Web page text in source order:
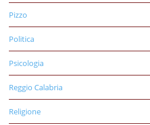
Pizzo
Politica
Psicologia
Reggio Calabria
Religione